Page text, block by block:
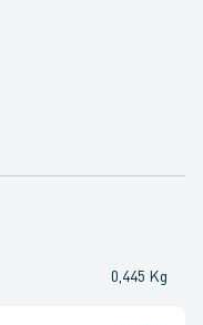
0,445 Kg